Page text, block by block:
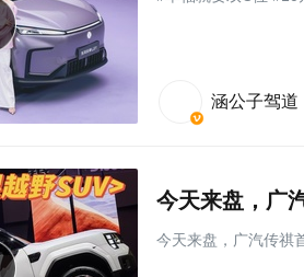
涵公子驾道
今天来盘，广
今天来盘，广汽传祺